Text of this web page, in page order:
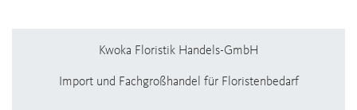
Kwoka Floristik Handels-GmbH
Import und Fachgroßhandel für Floristenbedarf